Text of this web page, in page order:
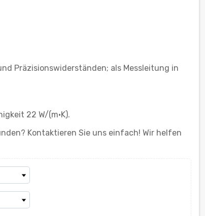
Präzisionswiderständen; als Messleitung in
22 W/(m·K).
Kontaktieren Sie uns einfach! Wir helfen